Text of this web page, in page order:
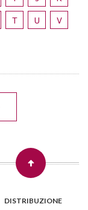
T U
V
DISTRIBUZIONE